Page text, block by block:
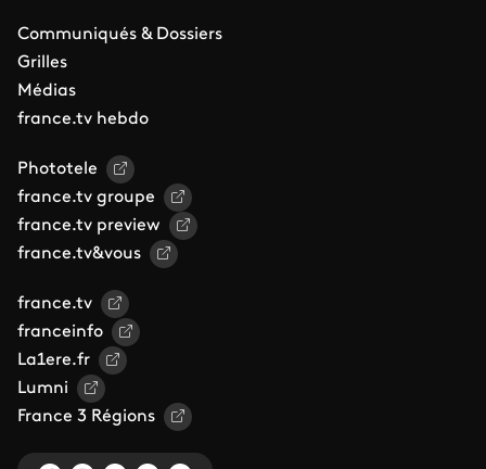
Communiqués & Dossiers
Grilles
Médias
france.tv hebdo
Phototele
france.tv groupe
france.tv preview
france.tv&vous
france.tv
franceinfo
La1ere.fr
Lumni
France 3 Régions